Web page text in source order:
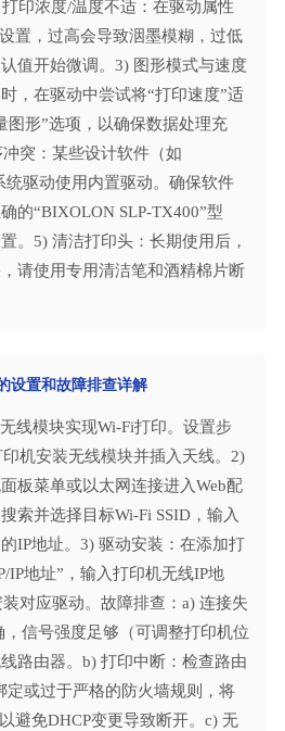
印浓度/温度不适：在驱动属性
置，过高会导致洇墨模糊，过低
值开始微调。3) 图形模式与速度
，在驱动中尝试将“打印速度”适
图形”选项，以确保数据处理充
突：某些设计软件（如
统驱动使用内置驱动。确保软件
的“BIXOLON SLP-TX400”型
。5) 清洁打印头：长期使用后，
请使用专用清洁笔和酒精棉片断
设置和故障排查详解
线模块实现Wi-Fi打印。设置步
机安装无线模块并插入天线。2)
板菜单或以太网连接进入Web配
索并选择目标Wi-Fi SSID，输入
IP地址。3) 驱动安装：在添加打
IP地址”，输入打印机无线IP地
对应驱动。故障排查：a) 连接失
信号强度足够（可调整打印机位
路由器。b) 打印中断：检查路由
定或过于严格的防火墙规则，将
避免DHCP变更导致断开。c) 无